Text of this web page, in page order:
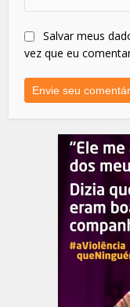
Salvar meus
vez que eu